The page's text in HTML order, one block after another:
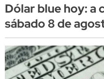
Dólar blue hoy: a
sábado 8 de